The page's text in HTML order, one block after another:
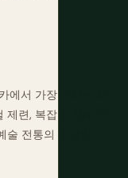
에서 가장 오래된 테
련, 복잡한 장례 문
전통의 조상일 가